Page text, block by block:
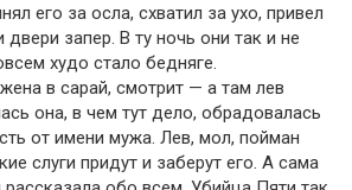
его за осла, схватил за ухо, привел
двери запер. В ту ночь они так и не
худо стало бедняге.
в сарай, смотрит — а там лев
она, в чем тут дело, обрадовалась
от имени мужа. Лев, мол, пойман
слуги придут и заберут его. А сама